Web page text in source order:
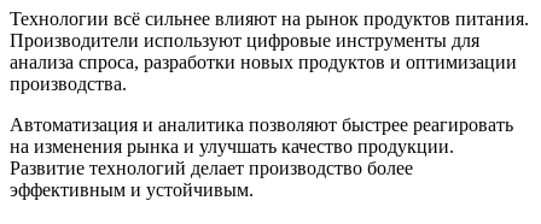
Технологии всё сильнее влияют на рынок продуктов питания.
Производители используют цифровые инструменты для
анализа спроса, разработки новых продуктов и оптимизации
производства.
Автоматизация и аналитика позволяют быстрее реагировать
на изменения рынка и улучшать качество продукции.
Развитие технологий делает производство более
эффективным и устойчивым.